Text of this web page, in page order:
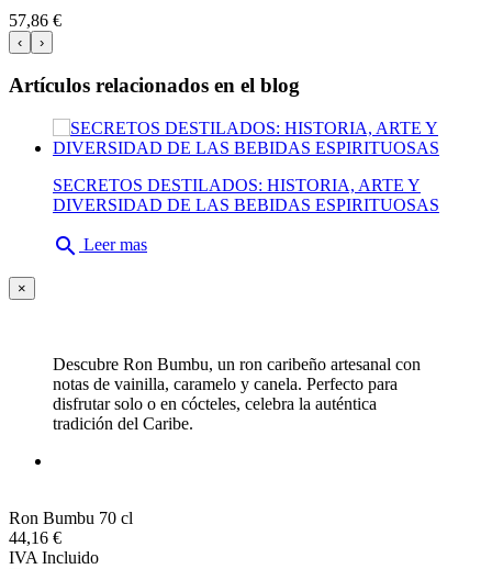
57,86 €
‹ ›
Artículos relacionados en el blog
SECRETOS DESTILADOS: HISTORIA, ARTE Y
DIVERSIDAD DE LAS BEBIDAS ESPIRITUOSAS
search Leer mas
×
Descubre Ron Bumbu, un ron caribeño artesanal con
notas de vainilla, caramelo y canela. Perfecto para
disfrutar solo o en cócteles, celebra la auténtica
tradición del Caribe.
Ron Bumbu 70 cl
44,16 €
IVA Incluido